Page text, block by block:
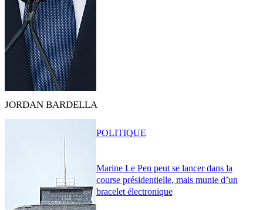
JORDAN BARDELLA
Marine Le Pen peut se lancer dans la
course présidentielle, mais munie d’un
bracelet électronique
POLITIQUE